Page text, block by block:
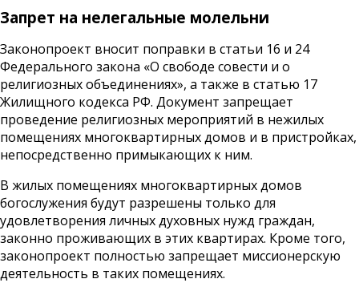
Запрет на нелегальные молельни
Законопроект вносит поправки в статьи 16 и 24
Федерального закона «О свободе совести и о
религиозных объединениях», а также в статью 17
Жилищного кодекса РФ. Документ запрещает
проведение религиозных мероприятий в нежилых
помещениях многоквартирных домов и в пристройках,
непосредственно примыкающих к ним.
В жилых помещениях многоквартирных домов
богослужения будут разрешены только для
удовлетворения личных духовных нужд граждан,
законно проживающих в этих квартирах. Кроме того,
законопроект полностью запрещает миссионерскую
деятельность в таких помещениях.